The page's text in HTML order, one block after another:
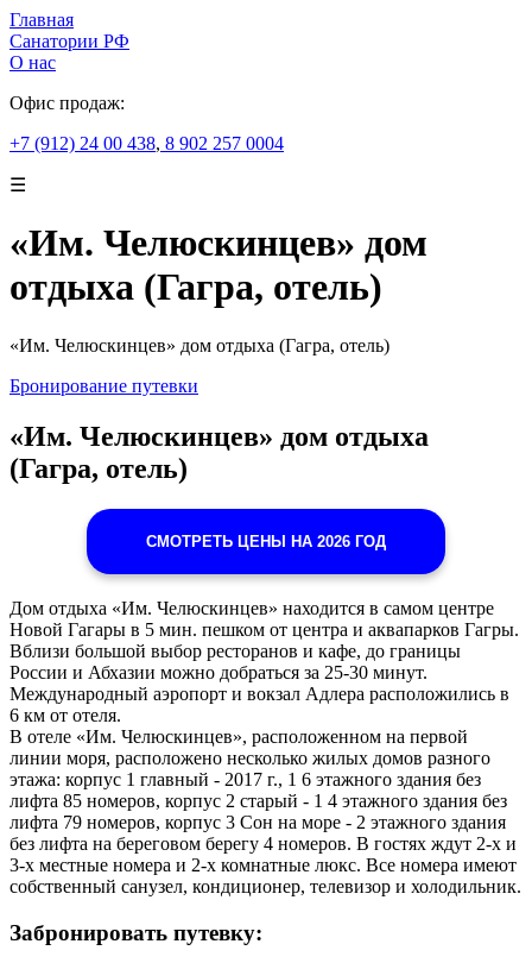
Главная
Санатории РФ
О нас
Офис продаж:
+7 (912) 24 00 438, 8 902 257 0004
☰
«Им. Челюскинцев» дом
отдыха (Гагра, отель)
«Им. Челюскинцев» дом отдыха (Гагра, отель)
Бронирование путевки
«Им. Челюскинцев» дом отдыха
(Гагра, отель)
СМОТРЕТЬ ЦЕНЫ НА 2026 ГОД
Дом отдыха «Им. Челюскинцев» находится в самом центре
Новой Гагары в 5 мин. пешком от центра и аквапарков Гагры.
Вблизи большой выбор ресторанов и кафе, до границы
России и Абхазии можно добраться за 25-30 минут.
Международный аэропорт и вокзал Адлера расположились в
6 км от отеля.
В отеле «Им. Челюскинцев», расположенном на первой
линии моря, расположено несколько жилых домов разного
этажа: корпус 1 главный - 2017 г., 1 6 этажного здания без
лифта 85 номеров, корпус 2 старый - 1 4 этажного здания без
лифта 79 номеров, корпус 3 Сон на море - 2 этажного здания
без лифта на береговом берегу 4 номеров. В гостях ждут 2-х и
3-х местные номера и 2-х комнатные люкс. Все номера имеют
собственный санузел, кондиционер, телевизор и холодильник.
Забронировать путевку: